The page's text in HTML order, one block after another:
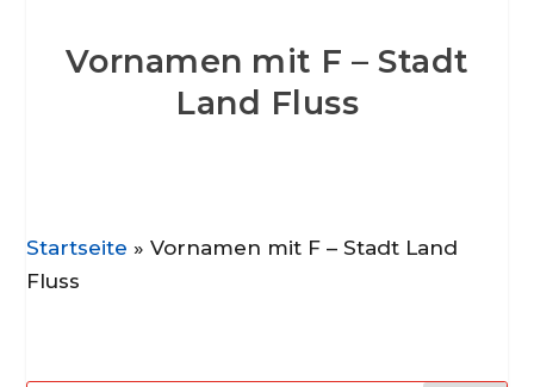
Vornamen mit F – Stadt
Land Fluss
Startseite »Vornamen mit F – Stadt Land
Fluss